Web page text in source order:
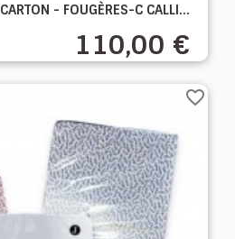
CARTON - FOUGÈRES-C CALLI...
110,00 €
favorite_border